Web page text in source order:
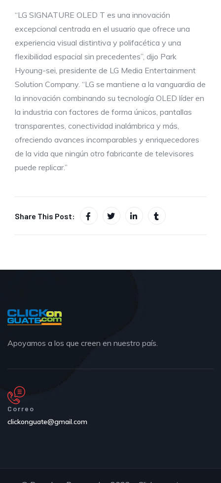
“LG SIGNATURE OLED T es una innovación
excepcional centrada en el usuario que ofrece una
experiencia visual distintiva y polifacética y una
flexibilidad espacial sin precedentes”, dijo Park
Hyoung-sei, presidente de LG Media Entertainment
Solution Company. “LG se mantiene a la vanguardia de
la innovación combinando su tecnología OLED líder en
la industria con factores de forma únicos, pantallas
transparentes, conectividad inalámbrica y más,
ofreciendo avances incomparables y enriquecedores
de la vida que ningún otro fabricante de televisores
puede replicar.”
Share This Post:
Apoyamos a los que creen en nuestro país.
Correo
clickonguate@gmail.com